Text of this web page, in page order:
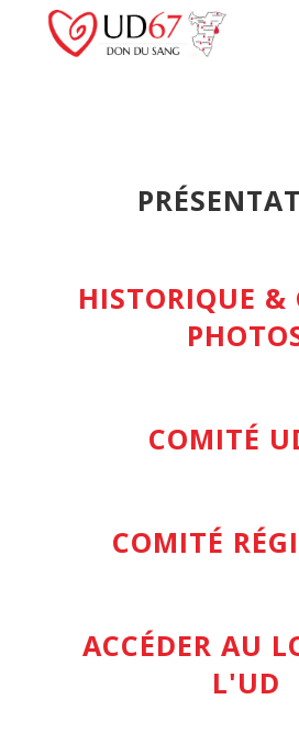
HISTORIQUE &
COMITÉ
COMITÉ
ACCÉDER AU
L'UD